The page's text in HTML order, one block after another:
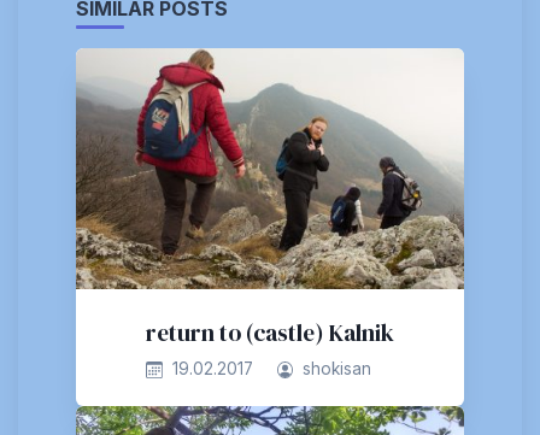
SIMILAR POSTS
return to (castle) Kalnik
19.02.2017 shokisan